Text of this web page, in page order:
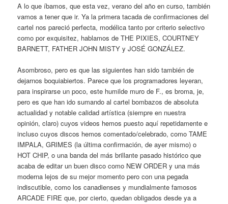
A lo que íbamos, que esta vez, verano del año en curso, también
vamos a tener que ir. Ya la primera tacada de confirmaciones del
cartel nos pareció perfecta, modélica tanto por criterio selectivo
como por exquisitez, hablamos de THE PIXIES, COURTNEY
BARNETT, FATHER JOHN MISTY y JOSÉ GONZÁLEZ.
Asombroso, pero es que las siguientes han sido también de
dejarnos boquiabiertos. Parece que los programadores leyeran,
para inspirarse un poco, este humilde muro de F., es broma, je,
pero es que han ido sumando al cartel bombazos de absoluta
actualidad y notable calidad artística (siempre en nuestra
opinión, claro) cuyos videos hemos puesto aquí repetidamente e
incluso cuyos discos hemos comentado/celebrado, como TAME
IMPALA, GRIMES (la última confirmación, de ayer mismo) o
HOT CHIP, o una banda del más brillante pasado histórico que
acaba de editar un buen disco como NEW ORDER y una más
moderna lejos de su mejor momento pero con una pegada
indiscutible, como los canadienses y mundialmente famosos
ARCADE FIRE que, por cierto, quedan obligados desde ya a